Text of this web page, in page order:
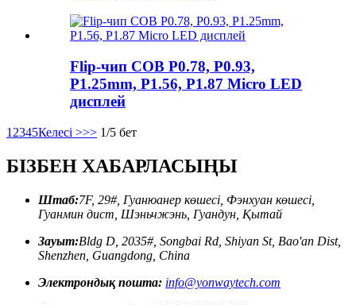
Flip-чип COB P0.78, P0.93,
P1.25mm, P1.56, P1.87 Micro LED
дисплей
1 2345Келесі >>> 1/5 бет
БІЗБЕН ХАБАРЛАСЫҢЫ
Штаб:7F, 29#, Гуанюанер көшесі, Фэнхуан көшесі,
Гуанмин дист, Шэньчжэнь, Гуандун, Қытай
Зауыт:Bldg D, 2035#, Songbai Rd, Shiyan St, Bao'an Dist,
Shenzhen, Guangdong, China
Электрондық пошта: info@yonwaytech.com